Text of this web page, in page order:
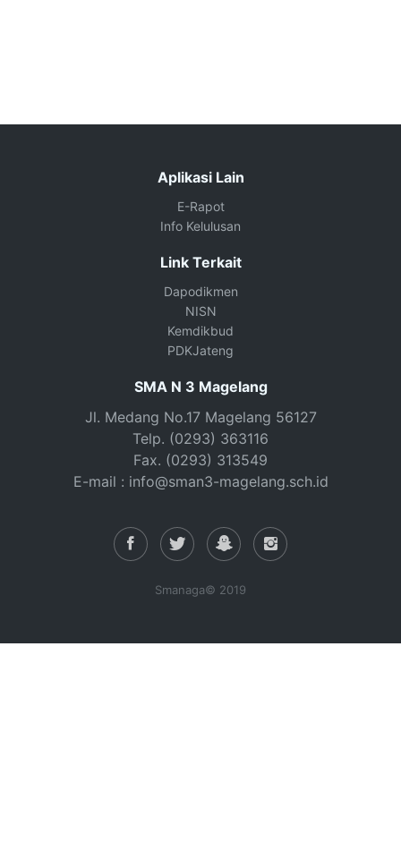
Aplikasi Lain
E-Rapot
Info Kelulusan
Link Terkait
Dapodikmen
NISN
Kemdikbud
PDKJateng
SMA N 3 Magelang
Jl. Medang No.17 Magelang 56127
Telp. (0293) 363116
Fax. (0293) 313549
E-mail : info@sman3-magelang.sch.id
Smanaga© 2019